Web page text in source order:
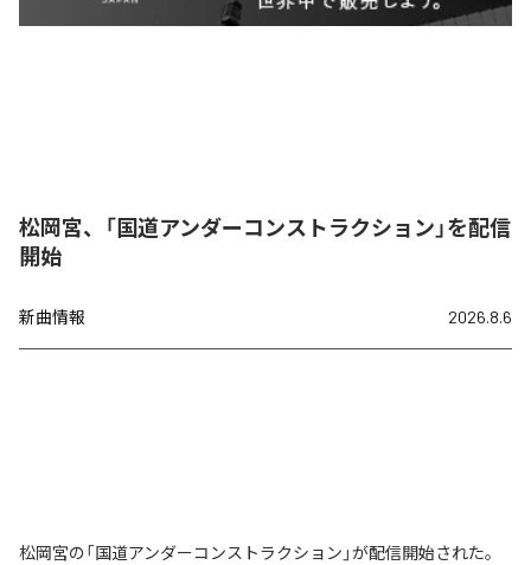
松岡宮、「国道アンダーコンストラクション」を配信
開始
新曲情報 2026.8.6
松岡宮の「国道アンダーコンストラクション」が配信開始された。